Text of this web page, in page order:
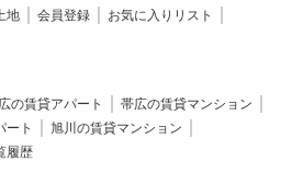
地 会員登録
お気に入りリスト
の賃貸アパート
帯広の賃貸マンション
ート
旭川の賃貸マンション
履歴